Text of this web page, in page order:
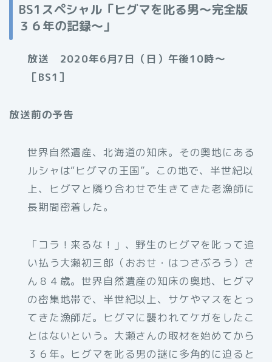
BS1スペシャル「ヒグマを叱る男～完全版
３６年の記録～」
放送 2020年6月7日（日）午後10時〜
［BS1］
放送前の予告
世界自然遺産、北海道の知床。その奥地にある
ルシャは“ヒグマの王国”。この地で、半世紀以
上、ヒグマと隣り合わせで生きてきた老漁師に
長期間密着した。
「コラ！来るな！」、野生のヒグマを叱って追
い払う大瀬初三郎（おおせ・はつさぶろう）さ
ん８４歳。世界自然遺産の知床の奥地、ヒグマ
の密集地帯で、半世紀以上、サケやマスをとっ
てきた漁師だ。ヒグマに襲われてケガをしたこ
とはないという。大瀬さんの取材を始めてから
３６年。ヒグマを叱る男の謎に多角的に迫ると